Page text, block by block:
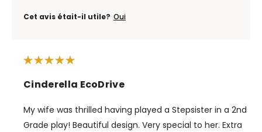
Cet avis était-il utile? Oui
Cinderella EcoDrive
My wife was thrilled having played a Stepsister in a 2nd
Grade play! Beautiful design. Very special to her. Extra